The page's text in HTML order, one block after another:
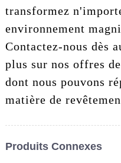
transformez
environnement
Contactez-nous dès
plus sur nos offres
dont nous pouvons
matière de
Produits Connexes